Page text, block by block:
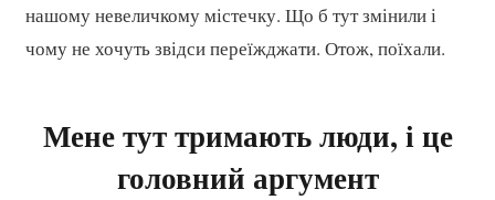
нашому невеличкому містечку. Що б тут змінили і
чому не хочуть звідси переїжджати. Отож, поїхали.
Мене тут тримають люди, і це
головний аргумент